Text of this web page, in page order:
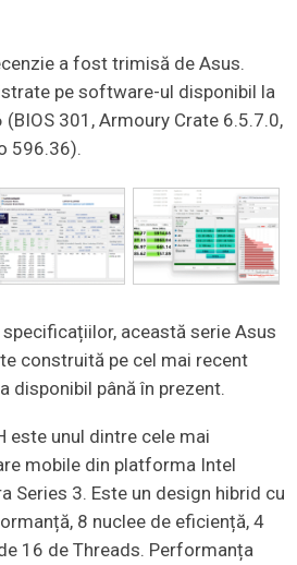
a fost trimisă de Asus.
pe software-ul disponibil la
301, Armoury Crate 6.5.7.0,
596.36).
această serie Asus
construită pe cel mai recent
disponibil până în prezent.
este unul dintre cele mai
mobile din platforma Intel
Series 3. Este un design hibrid cu
8 nuclee de eficiență, 4
16 de Threads. Performanța